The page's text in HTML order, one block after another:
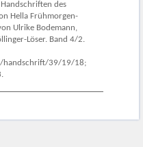
des
Hella Frühmorgen-
Ulrike Bodemann,
Löser. Band 4/2.
handschrift/39/19/18;